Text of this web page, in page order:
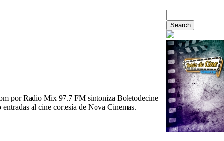
por Radio Mix 97.7 FM sintoniza Boletodecine
al cine cortesía de Nova Cinemas.